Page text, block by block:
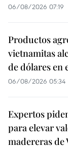
06/08/2026 07:19
Productos
vietnamitas
de dólares en
06/08/2026 05:34
Expertos
para elevar
madereras de